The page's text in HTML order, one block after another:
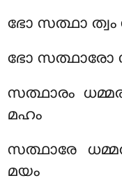
ഭോ സത്ഥാ
ഭോ സത്ഥാരോ
സത്ഥാരം
മഹം
സത്ഥാരേ
മയം